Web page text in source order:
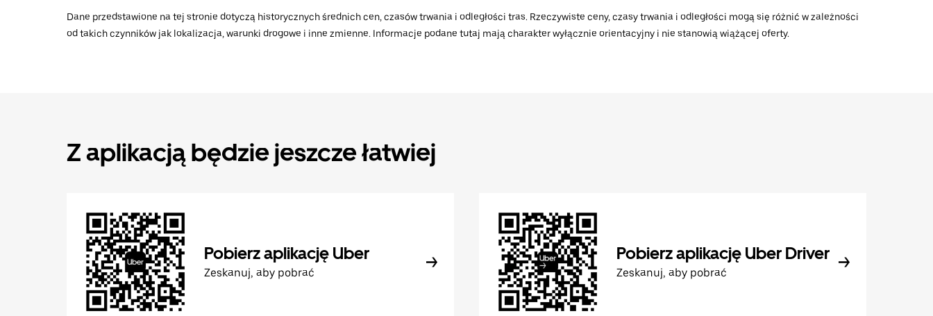
Dane przedstawione na tej stronie dotyczą historycznych średnich cen, czasów trwania i odległości tras. Rzeczywiste ceny, czasy trwania i odległości mogą się różnić w zależności
od takich czynników jak lokalizacja, warunki drogowe i inne zmienne. Informacje podane tutaj mają charakter wyłącznie orientacyjny i nie stanowią wiążącej oferty.
Z aplikacją będzie jeszcze łatwiej
Pobierz aplikację Uber
Zeskanuj, aby pobrać
Pobierz aplikację Uber Driver
Zeskanuj, aby pobrać